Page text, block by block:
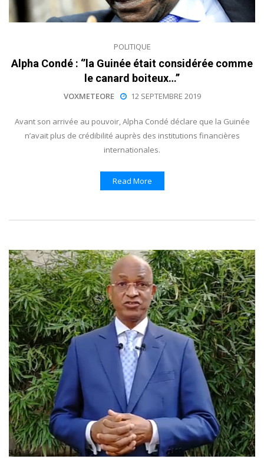
POLITIQUE
Alpha Condé : ‘’la Guinée était considérée comme
le canard boiteux…’’
VOXMETEORE 12 SEPTEMBRE 2019
Avant son arrivée au pouvoir, Alpha Condé déclare que la Guinée
n’avait plus de crédibilité auprès des institutions financières
internationales.
Read More